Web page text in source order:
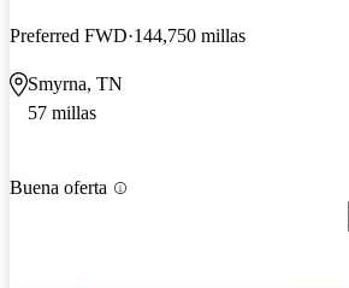
Preferred FWD 144,750 millas
Smyrna, TN
57 millas
Buena oferta